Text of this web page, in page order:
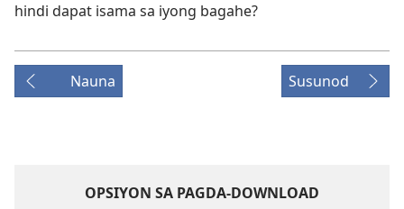
hindi dapat isama sa iyong bagahe?
Nauna Susunod
OPSIYON SA PAGDA-DOWNLOAD